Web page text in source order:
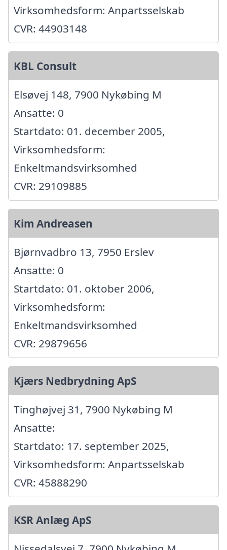
Virksomhedsform: Anpartsselskab
CVR: 44903148
KBL Consult
Elsøvej 148, 7900 Nykøbing M
Ansatte: 0
Startdato: 01. december 2005,
Virksomhedsform:
Enkeltmandsvirksomhed
CVR: 29109885
Kim Andreasen
Bjørnvadbro 13, 7950 Erslev
Ansatte: 0
Startdato: 01. oktober 2006,
Virksomhedsform:
Enkeltmandsvirksomhed
CVR: 29879656
Kjærs Nedbrydning ApS
Tinghøjvej 31, 7900 Nykøbing M
Ansatte:
Startdato: 17. september 2025,
Virksomhedsform: Anpartsselskab
CVR: 45888290
KSR Anlæg ApS